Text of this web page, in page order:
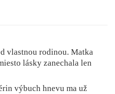
vlastnou rodinou. Matka
lásky zanechala len
výbuch hnevu ma už